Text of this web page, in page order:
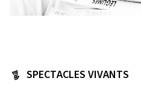
SPECTACLES VIVANTS